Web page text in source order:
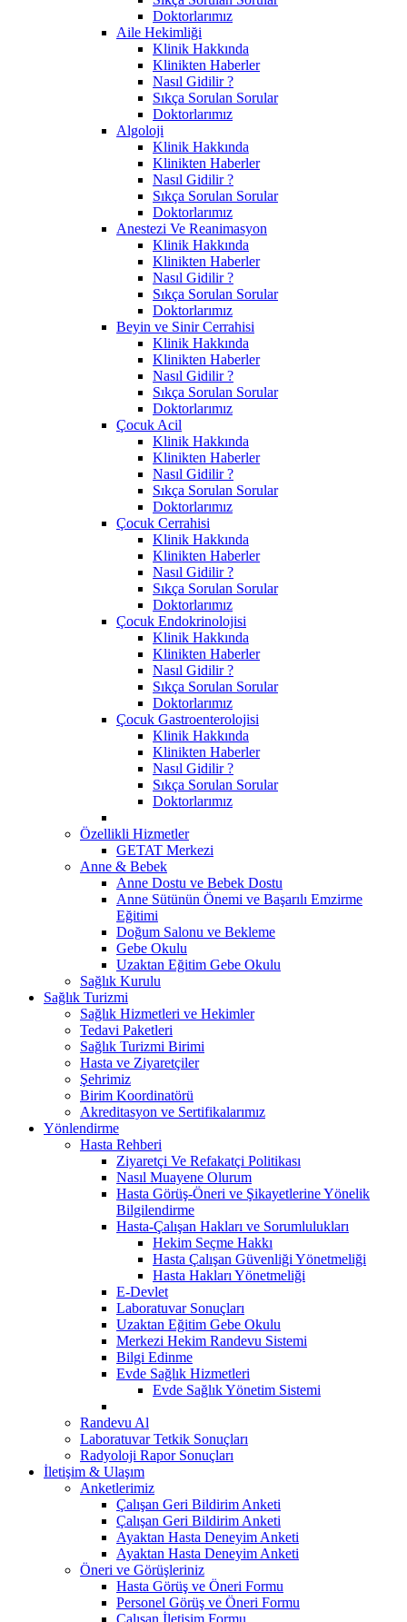
Doktorlarımız
Aile Hekimliği
Klinik Hakkında
Klinikten Haberler
Nasıl Gidilir ?
Sıkça Sorulan Sorular
Doktorlarımız
Algoloji
Klinik Hakkında
Klinikten Haberler
Nasıl Gidilir ?
Sıkça Sorulan Sorular
Doktorlarımız
Anestezi Ve Reanimasyon
Klinik Hakkında
Klinikten Haberler
Nasıl Gidilir ?
Sıkça Sorulan Sorular
Doktorlarımız
Beyin ve Sinir Cerrahisi
Klinik Hakkında
Klinikten Haberler
Nasıl Gidilir ?
Sıkça Sorulan Sorular
Doktorlarımız
Çocuk Acil
Klinik Hakkında
Klinikten Haberler
Nasıl Gidilir ?
Sıkça Sorulan Sorular
Doktorlarımız
Çocuk Cerrahisi
Klinik Hakkında
Klinikten Haberler
Nasıl Gidilir ?
Sıkça Sorulan Sorular
Doktorlarımız
Çocuk Endokrinolojisi
Klinik Hakkında
Klinikten Haberler
Nasıl Gidilir ?
Sıkça Sorulan Sorular
Doktorlarımız
Çocuk Gastroenterolojisi
Klinik Hakkında
Klinikten Haberler
Nasıl Gidilir ?
Sıkça Sorulan Sorular
Doktorlarımız
Özellikli Hizmetler
GETAT Merkezi
Anne & Bebek
Anne Dostu ve Bebek Dostu
Anne Sütünün Önemi ve Başarılı Emzirme
Eğitimi
Doğum Salonu ve Bekleme
Gebe Okulu
Uzaktan Eğitim Gebe Okulu
Sağlık Kurulu
Sağlık Turizmi
Sağlık Hizmetleri ve Hekimler
Tedavi Paketleri
Sağlık Turizmi Birimi
Hasta ve Ziyaretçiler
Şehrimiz
Birim Koordinatörü
Akreditasyon ve Sertifikalarımız
Yönlendirme
Hasta Rehberi
Ziyaretçi Ve Refakatçi Politikası
Nasıl Muayene Olurum
Hasta Görüş-Öneri ve Şikayetlerine Yönelik
Bilgilendirme
Hasta-Çalışan Hakları ve Sorumlulukları
Hekim Seçme Hakkı
Hasta Çalışan Güvenliği Yönetmeliği
Hasta Hakları Yönetmeliği
E-Devlet
Laboratuvar Sonuçları
Uzaktan Eğitim Gebe Okulu
Merkezi Hekim Randevu Sistemi
Bilgi Edinme
Evde Sağlık Hizmetleri
Evde Sağlık Yönetim Sistemi
Randevu Al
Laboratuvar Tetkik Sonuçları
Radyoloji Rapor Sonuçları
İletişim & Ulaşım
Anketlerimiz
Çalışan Geri Bildirim Anketi
Çalışan Geri Bildirim Anketi
Ayaktan Hasta Deneyim Anketi
Ayaktan Hasta Deneyim Anketi
Öneri ve Görüşleriniz
Hasta Görüş ve Öneri Formu
Personel Görüş ve Öneri Formu
Çalışan İletişim Formu